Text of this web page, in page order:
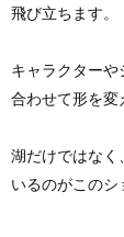
飛び立ちます。
キャラクターや
合わせて形を変
湖だけではなく
いるのがこのシ